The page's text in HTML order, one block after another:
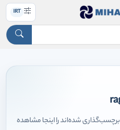
IRT
محصولاتی که با تگ ragnarok برچسب‌گذاری شده‌اند را اینجا مشاهده